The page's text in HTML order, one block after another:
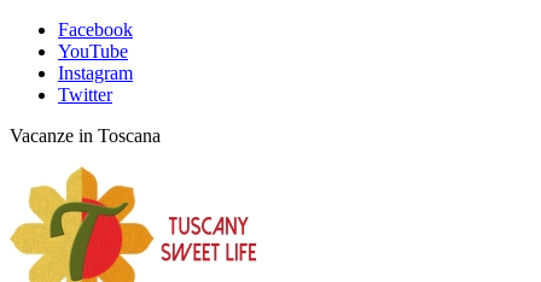
Facebook
YouTube
Instagram
Twitter
Vacanze in Toscana